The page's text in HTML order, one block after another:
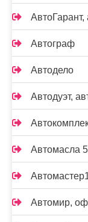
АвтоГарант,
Автограф
Автодело
Автодуэт,
Автомасла
Автомир,